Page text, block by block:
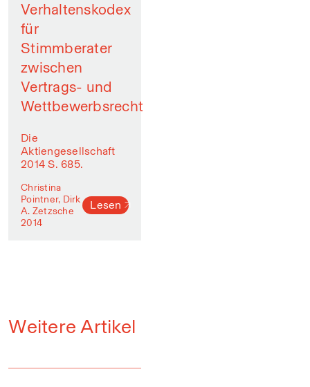
Verhaltenskodex
für
Stimmberater
zwischen
Vertrags- und
Wettbewerbsrecht
Die
Aktiengesellschaft
2014 S. 685.
Christina
Pointner, Dirk
A. Zetzsche
2014
Lesen
Weitere Artikel